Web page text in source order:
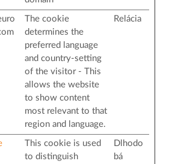
The cookie
determines the
preferred language
and country-setting
of the visitor - This
allows the website
to show content
most relevant to that
region and language.
Relácia
This cookie is used
to distinguish
Dlhodo
bá